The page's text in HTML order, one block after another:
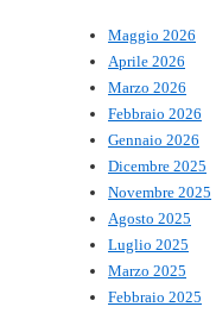
Maggio 2026
Aprile 2026
Marzo 2026
Febbraio 2026
Gennaio 2026
Dicembre 2025
Novembre 2025
Agosto 2025
Luglio 2025
Marzo 2025
Febbraio 2025